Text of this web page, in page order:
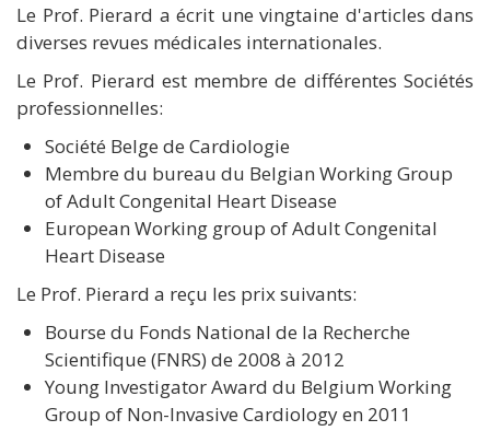
Le Prof. Pierard a écrit une vingtaine d'articles dans
diverses revues médicales internationales.
Le Prof. Pierard est membre de différentes Sociétés
professionnelles:
Société Belge de Cardiologie
Membre du bureau du Belgian Working Group
of Adult Congenital Heart Disease
European Working group of Adult Congenital
Heart Disease
Le Prof. Pierard a reçu les prix suivants:
Bourse du Fonds National de la Recherche
Scientifique (FNRS) de 2008 à 2012
Young Investigator Award du Belgium Working
Group of Non-Invasive Cardiology en 2011